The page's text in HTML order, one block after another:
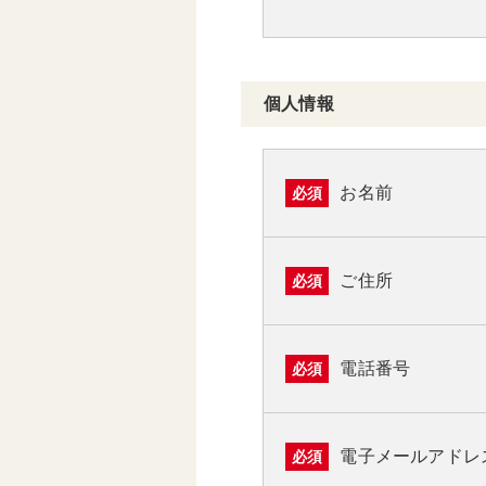
個人情報
必須 お名前
必須 ご住所
必須 電話番号
必須 電子メールアドレ